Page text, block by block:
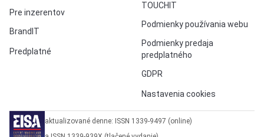
Pre inzerentov
BrandIT
Predplatné
TOUCHIT
Podmienky používania webu
Podmienky predaja
predplatného
GDPR
Nastavenia cookies
aktualizované denne: ISSN 1339-9497 (online)